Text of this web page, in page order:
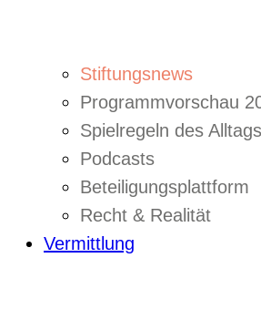
Stiftungsnews
Programmvorschau
Spielregeln des Alltags
Podcasts
Beteiligungsplattform
Recht & Realität
Vermittlung